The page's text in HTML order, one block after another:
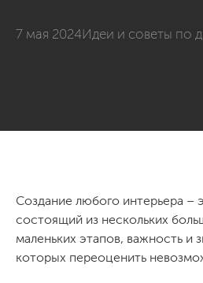
7 мая 2024Идеи и советы по
Создание любого интерьера –
состоящий из нескольких
маленьких этапов, важность и
которых переоценить